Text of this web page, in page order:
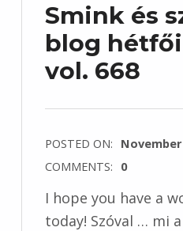
Smink és
blog hétfői
vol. 668
POSTED ON: November
COMMENTS: 0
I hope you have a
today! Szóval … mi